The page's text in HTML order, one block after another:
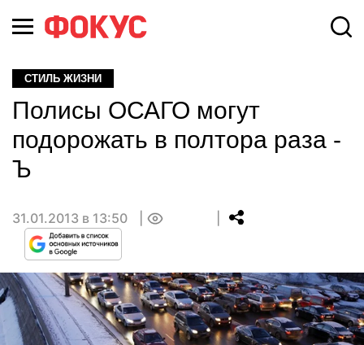
СТИЛЬ ЖИЗНИ
Полисы ОСАГО могут
подорожать в полтора раза -
Ъ
31.01.2013 в 13:50